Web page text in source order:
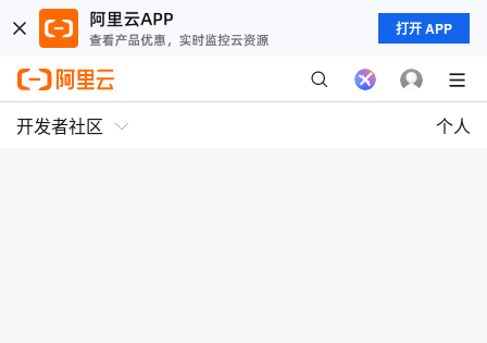
打开 APP
开发者社区 个人